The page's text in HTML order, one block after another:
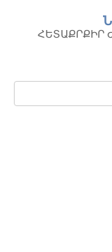
контентуՀԵՏԱՔՐՔԻՐ
Поиск: